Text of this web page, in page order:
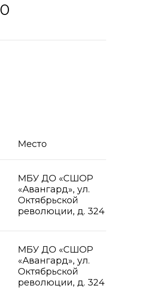
0
Место
МБУ ДО «СШОР
«Авангард», ул.
Октябрьской
революции, д. 324
МБУ ДО «СШОР
«Авангард», ул.
Октябрьской
революции, д. 324